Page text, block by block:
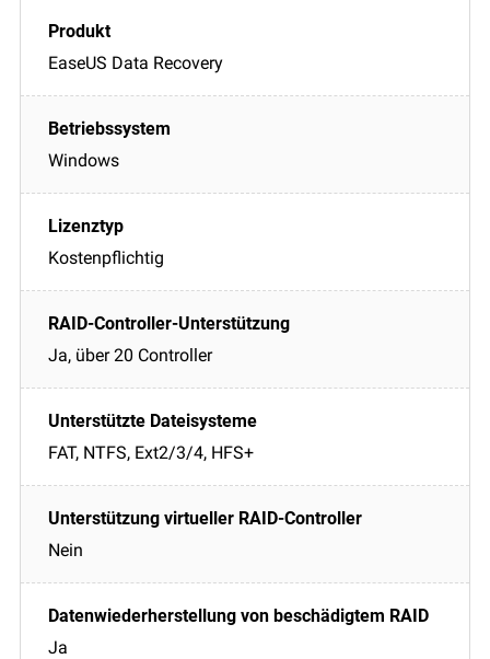
EaseUS Data Recovery
Windows
Kostenpflichtig
Ja, über 20 Controller
FAT, NTFS, Ext2/3/4, HFS+
Nein
Ja